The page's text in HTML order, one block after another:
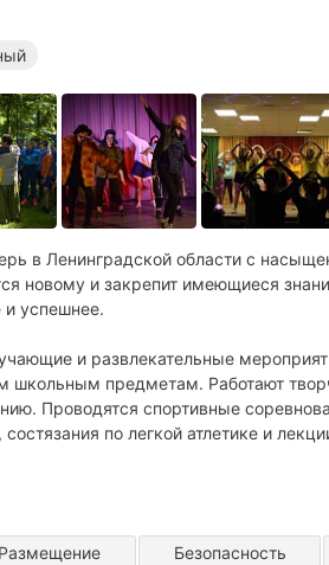
в Ленинградской области с
новому и закрепит имеющиеся
и успешнее.
и развлекательные
школьным предметам. Работают
Проводятся спортивные
по легкой атлетике и
Размещение
Безопасность